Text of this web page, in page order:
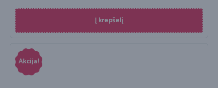
Į krepšelį
Akcija!